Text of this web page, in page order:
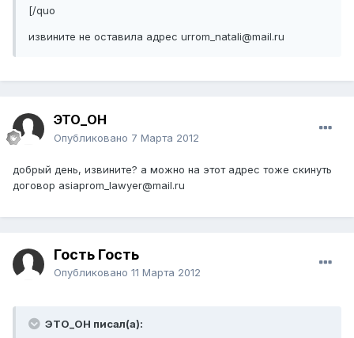
[/quo
извините не оставила адрес urrom_natali@mail.ru
ЭТО_ОН
Опубликовано 7 Марта 2012
добрый день, извините? а можно на этот адрес тоже скинуть
договор asiaprom_lawyer@mail.ru
Гость Гость
Опубликовано 11 Марта 2012
ЭТО_ОН писал(а):